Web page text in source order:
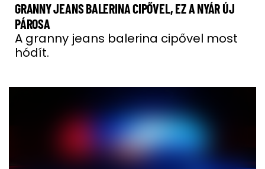
GRANNY JEANS BALERINA CIPŐVEL, EZ A NYÁR ÚJ
PÁROSA
A granny jeans balerina cipővel most
hódít.